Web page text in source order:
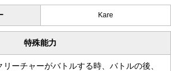
Kare
特殊能力
ーチャーがバトルする時、バトルの後、